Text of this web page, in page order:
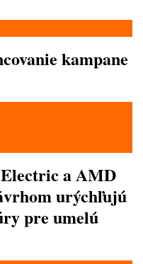
kampane
a AMD
urýchľujú
pre umelú